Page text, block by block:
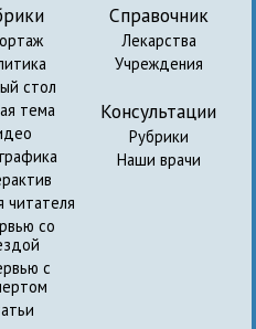
стол
тема
читателя
со
с
Справочник
Лекарства
Учреждения
Консультации
Рубрики
Наши врачи